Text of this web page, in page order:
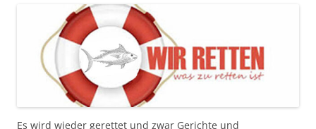
Es wird wieder gerettet und zwar Gerichte und